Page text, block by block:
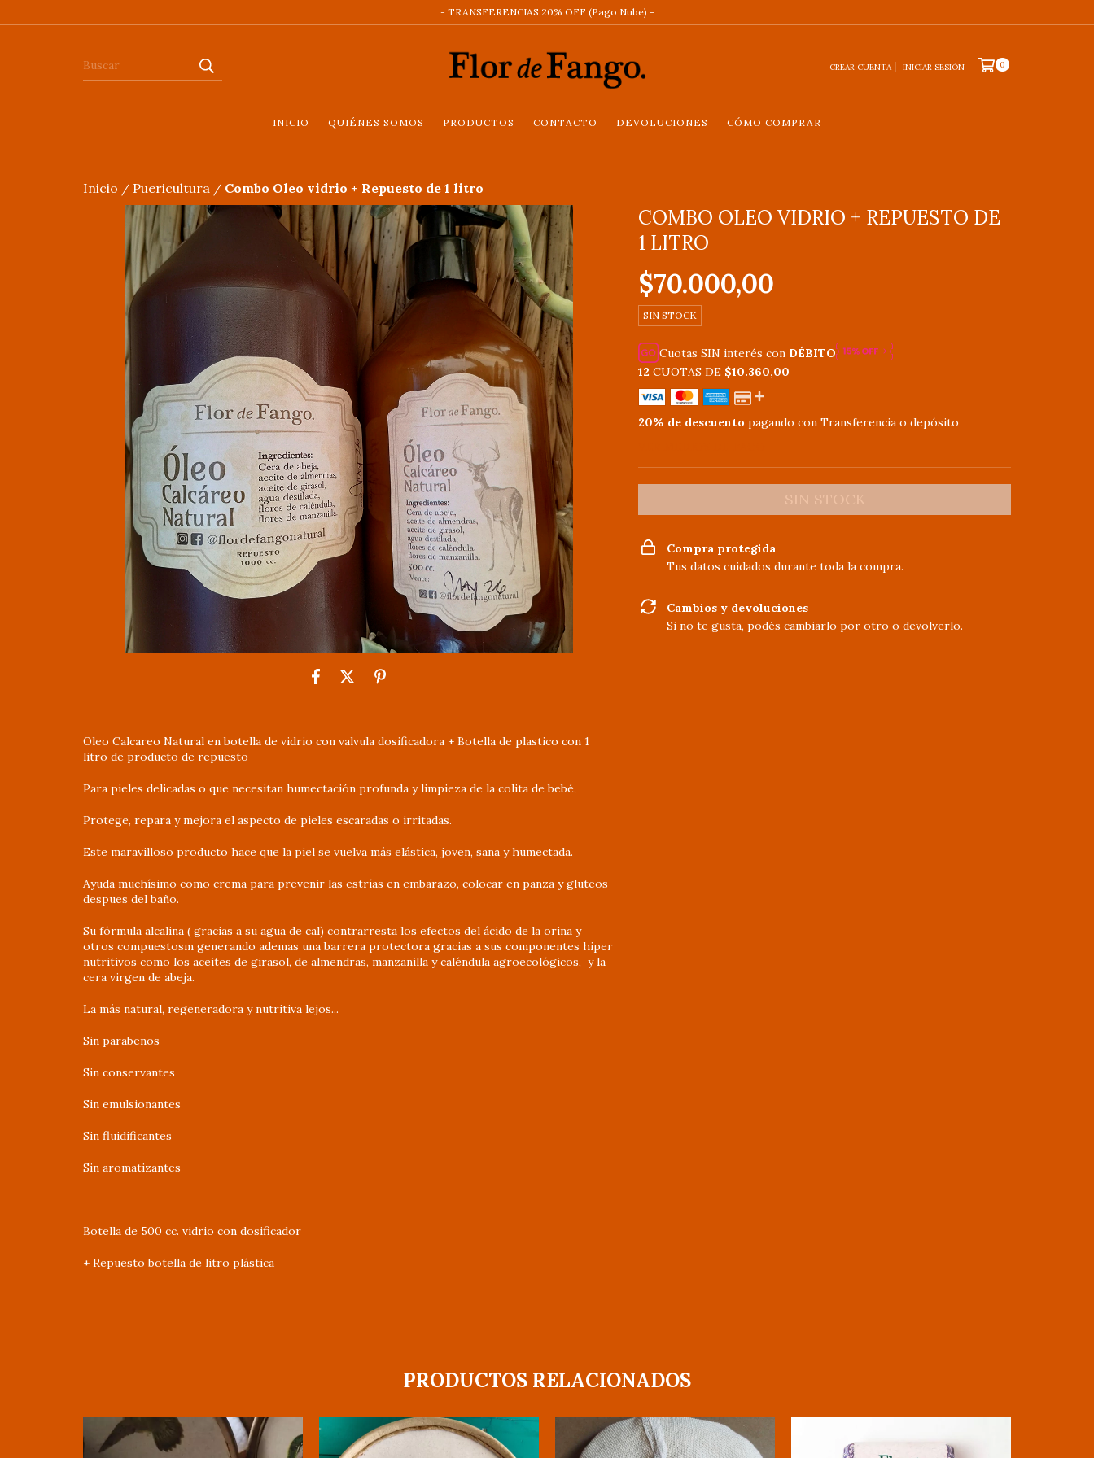
- TRANSFERENCIAS 20% OFF (Pago Nube) -
CREAR CUENTA INICIAR SESIÓN 0
INICIO QUIÉNES SOMOS PRODUCTOS CONTACTO DEVOLUCIONES CÓMO COMPRAR
Inicio / Puericultura / Combo Oleo vidrio + Repuesto de 1 litro
Oleo Calcareo Natural en botella de vidrio con valvula dosificadora + Botella de plastico con 1
litro de producto de repuesto
Para pieles delicadas o que necesitan humectación profunda y limpieza de la colita de bebé,
Protege, repara y mejora el aspecto de pieles escaradas o irritadas.
Este maravilloso producto hace que la piel se vuelva más elástica, joven, sana y humectada.
Ayuda muchísimo como crema para prevenir las estrías en embarazo, colocar en panza y gluteos
despues del baño.
Su fórmula alcalina ( gracias a su agua de cal) contrarresta los efectos del ácido de la orina y
otros compuestosm generando ademas una barrera protectora gracias a sus componentes hiper
nutritivos como los aceites de girasol, de almendras, manzanilla y caléndula agroecológicos, y la
cera virgen de abeja.
La más natural, regeneradora y nutritiva lejos...
Sin parabenos
Sin conservantes
Sin emulsionantes
Sin fluidificantes
Sin aromatizantes
Botella de 500 cc. vidrio con dosificador
+ Repuesto botella de litro plástica
COMBO OLEO VIDRIO + REPUESTO DE
1 LITRO
$70.000,00
SIN STOCK
Cuotas SIN interés con DÉBITO
12 CUOTAS DE $10.360,00
20% de descuento pagando con Transferencia o depósito
Compra protegida
Tus datos cuidados durante toda la compra.
Cambios y devoluciones
Si no te gusta, podés cambiarlo por otro o devolverlo.
PRODUCTOS RELACIONADOS